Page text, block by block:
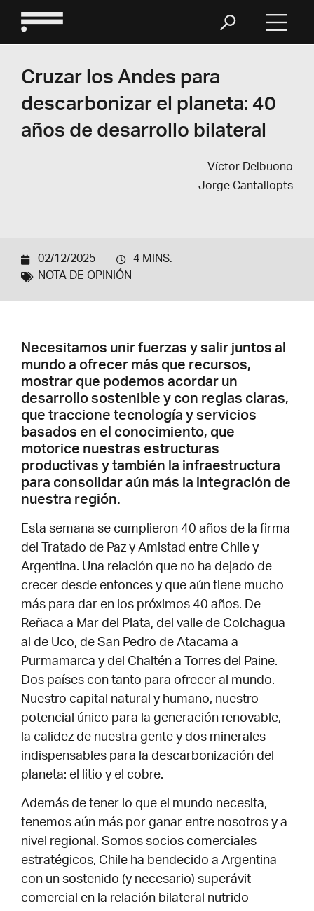
Cruzar los Andes para
descarbonizar el planeta: 40
años de desarrollo bilateral
Víctor Delbuono
Jorge Cantallopts
02/12/2025
4 MINS.
NOTA DE OPINIÓN
Necesitamos unir fuerzas y salir juntos al
mundo a ofrecer más que recursos,
mostrar que podemos acordar un
desarrollo sostenible y con reglas claras,
que traccione tecnología y servicios
basados en el conocimiento, que
motorice nuestras estructuras
productivas y también la infraestructura
para consolidar aún más la integración de
nuestra región.
Esta semana se cumplieron 40 años de la firma
del Tratado de Paz y Amistad entre Chile y
Argentina. Una relación que no ha dejado de
crecer desde entonces y que aún tiene mucho
más para dar en los próximos 40 años. De
Reñaca a Mar del Plata, del valle de Colchagua
al de Uco, de San Pedro de Atacama a
Purmamarca y del Chaltén a Torres del Paine.
Dos países con tanto para ofrecer al mundo.
Nuestro capital natural y humano, nuestro
potencial único para la generación renovable,
la calidez de nuestra gente y dos minerales
indispensables para la descarbonización del
planeta: el litio y el cobre.
Además de tener lo que el mundo necesita,
tenemos aún más por ganar entre nosotros y a
nivel regional. Somos socios comerciales
estratégicos, Chile ha bendecido a Argentina
con un sostenido (y necesario) superávit
comercial en la relación bilateral nutrido